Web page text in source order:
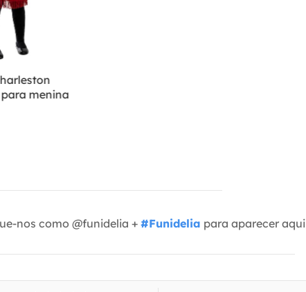
menina
nos como @funidelia + #Funidelia para aparecer aqui